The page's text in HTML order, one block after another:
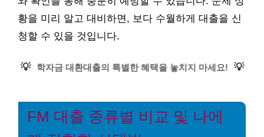
황을 미리 알고 대비하면, 보다 수월하게 대출을 신
청할 수 있을 것입니다.
💡 학자금 대환대출의 특별한 혜택을 놓치지 마세요! 💡
FM 대출 종류별 비교 및 나에